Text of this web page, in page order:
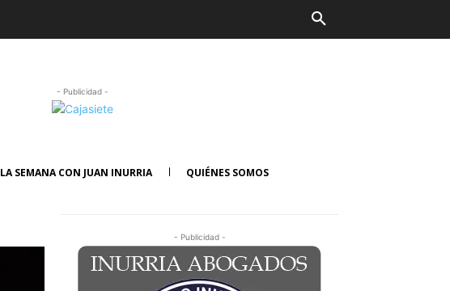
- Publicidad -
LA SEMANA CON JUAN INURRIA QUIÉNES SOMOS
- Publicidad -